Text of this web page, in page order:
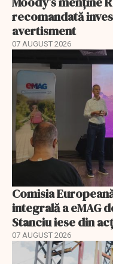
recomandată
avertisment
07 AUGUST 2026
Comisia
integrală a eMAG
Stanciu iese din
07 AUGUST 2026